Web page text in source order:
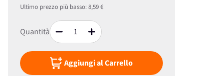
Ultimo prezzo più basso:8,59 €
Quantità
Aggiungi al Carrello